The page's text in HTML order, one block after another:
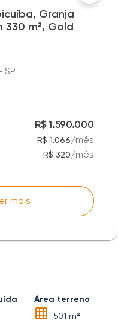
Granja
330 m², Gold
R$ 1.590.000
R$ 1.066/mês
R$ 320/mês
mais
Área terreno
501 m²